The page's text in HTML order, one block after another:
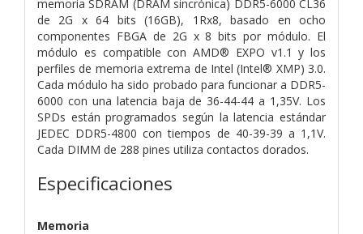
memoria SDRAM (DRAM sincrónica) DDR5-6000 CL36
de 2G x 64 bits (16GB), 1Rx8, basado en ocho
componentes FBGA de 2G x 8 bits por módulo. El
módulo es compatible con AMD® EXPO v1.1 y los
perfiles de memoria extrema de Intel (Intel® XMP) 3.0.
Cada módulo ha sido probado para funcionar a DDR5-
6000 con una latencia baja de 36-44-44 a 1,35V. Los
SPDs están programados según la latencia estándar
JEDEC DDR5-4800 con tiempos de 40-39-39 a 1,1V.
Cada DIMM de 288 pines utiliza contactos dorados.
Especificaciones
Memoria